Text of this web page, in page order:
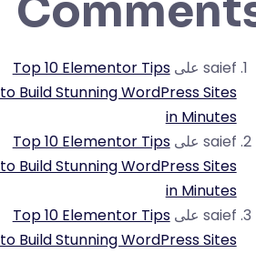
saief علىTop 10 Elementor Tips
to Build Stunning WordPress Sites
in Minutes
saief علىTop 10 Elementor Tips
to Build Stunning WordPress Sites
in Minutes
saief علىTop 10 Elementor Tips
to Build Stunning WordPress Sites